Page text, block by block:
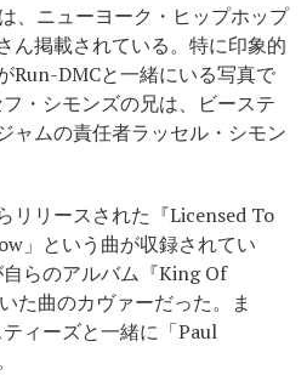
、ニューヨーク・ヒップホップ
ん掲載されている。特に印象的
Run-DMCと一緒にいる写真で
・シモンズの兄は、ビーステ
ャムの責任者ラッセル・シモン
リリースされた『Licensed To
」という曲が収録されてい
らのアルバム『King Of
た曲のカヴァーだった。ま
ィーズと一緒に「Paul